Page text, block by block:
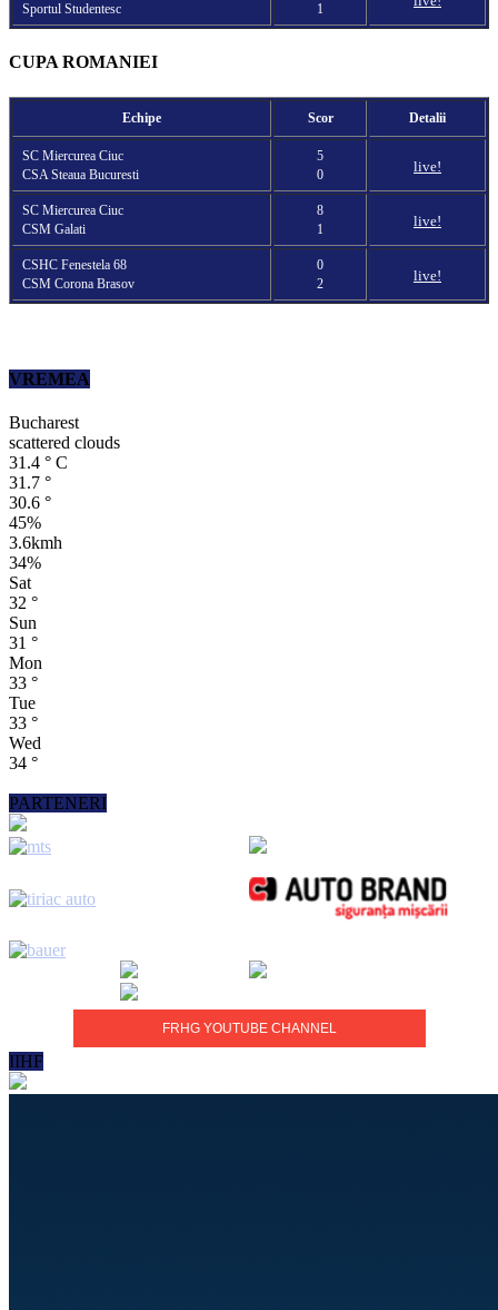
Sportul Studentesc 1
CUPA ROMANIEI
Echipe Scor Detalii
SC Miercurea Ciuc
CSA Steaua Bucuresti
5
0
live!
SC Miercurea Ciuc
CSM Galati
8
1
live!
CSHC Fenestela 68
CSM Corona Brasov
0
2
live!
VREMEA
Bucharest
scattered clouds
31.4 ° C
31.7 °
30.6 °
45%
3.6kmh
34%
Sat
32 °
Sun
31 °
Mon
33 °
Tue
33 °
Wed
34 °
PARTENERI
FRHG YOUTUBE CHANNEL
IIHF